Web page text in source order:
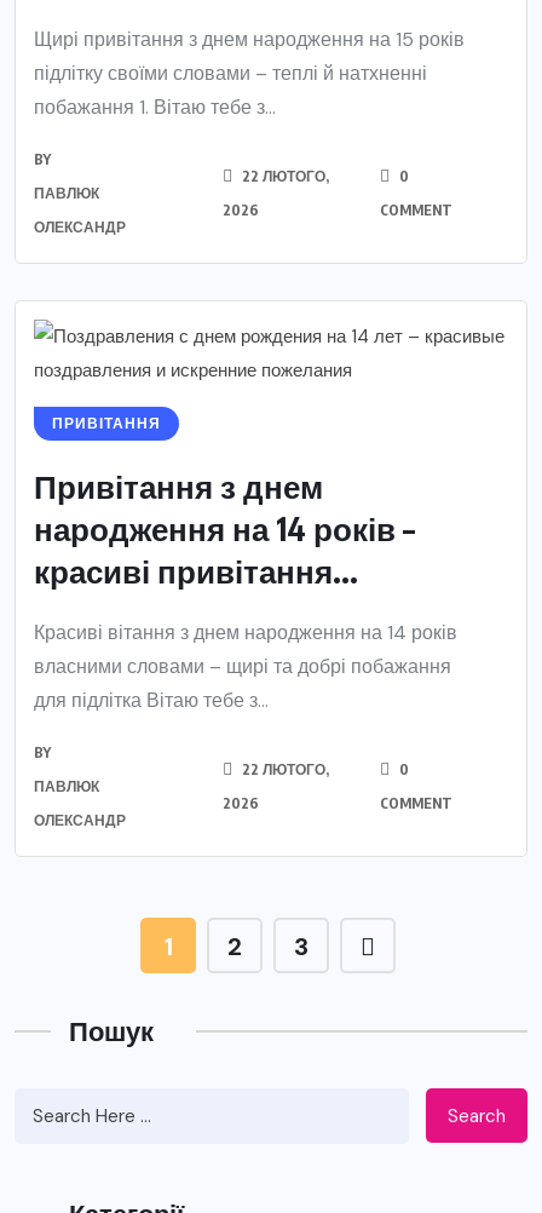
Щирі привітання з днем народження на 15 років
підлітку своїми словами – теплі й натхненні
побажання 1. Вітаю тебе з...
BY
ПАВЛЮК
ОЛЕКСАНДР
22 ЛЮТОГО,
2026
0
COMMENT
ПРИВІТАННЯ
Привітання з днем
народження на 14 років –
красиві привітання...
Красиві вітання з днем народження на 14 років
власними словами – щирі та добрі побажання
для підлітка Вітаю тебе з...
BY
ПАВЛЮК
ОЛЕКСАНДР
22 ЛЮТОГО,
2026
0
COMMENT
1 2 3
Пошук
Search